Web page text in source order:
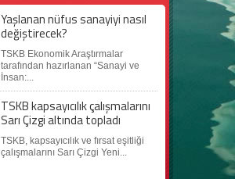
Yaşlanan nüfus sanayiyi nasıl
değiştirecek?
TSKB Ekonomik Araştırmalar
tarafından hazırlanan “Sanayi ve
İnsan:...
TSKB kapsayıcılık çalışmalarını
Sarı Çizgi altında topladı
TSKB, kapsayıcılık ve fırsat eşitliği
çalışmalarını Sarı Çizgi Yeni...